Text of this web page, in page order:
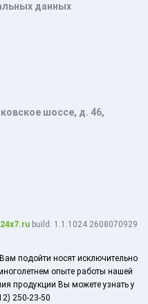
данных
шоссе, д. 46,
build: 1.1.1024 2608070929
подойти носят исключительно
опыте работы нашей
продукции Вы можете узнать у
250-23-50